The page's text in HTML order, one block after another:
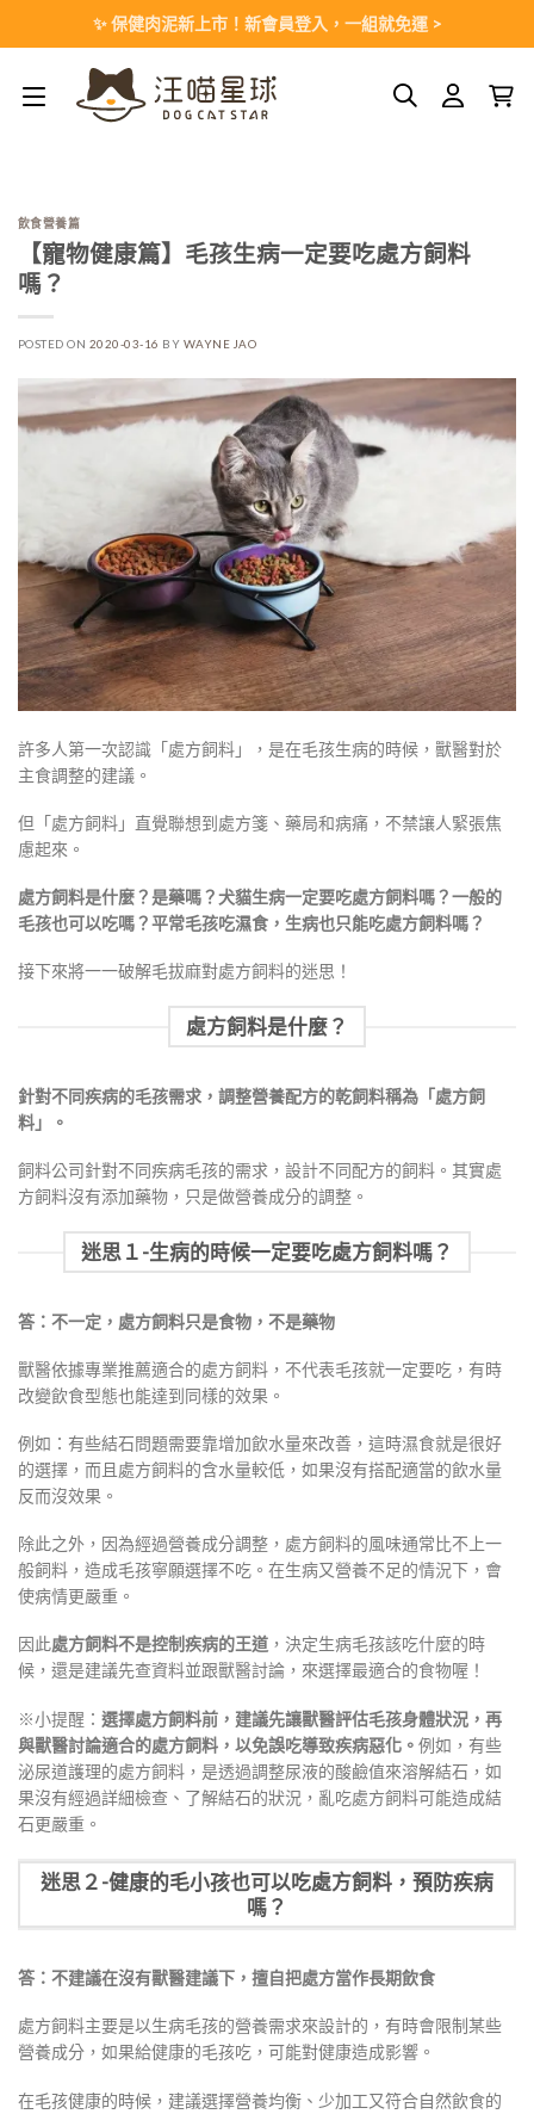
✨ 保健肉泥新上市！新會員登入，一組就免運 >
飲食營養篇
【寵物健康篇】毛孩生病一定要吃處方飼料
嗎？
POSTED ON 2020-03-16 BY WAYNE JAO
許多人第一次認識「處方飼料」，是在毛孩生病的時候，獸醫對於
主食調整的建議。
但「處方飼料」直覺聯想到處方箋、藥局和病痛，不禁讓人緊張焦
慮起來。
處方飼料是什麼？是藥嗎？犬貓生病一定要吃處方飼料嗎？一般的
毛孩也可以吃嗎？平常毛孩吃濕食，生病也只能吃處方飼料嗎？
接下來將一一破解毛拔麻對處方飼料的迷思！
處方飼料是什麼？
針對不同疾病的毛孩需求，調整營養配方的乾飼料稱為 「處方飼
料」。
飼料公司針對不同疾病毛孩的需求，設計不同配方的飼料。其實處
方飼料沒有添加藥物，只是做營養成分的調整。
迷思１-生病的時候一定要吃處方飼料嗎？
答：不一定，處方飼料只是食物，不是藥物
獸醫依據專業推薦適合的處方飼料，不代表毛孩就一定要吃，有時
改變飲食型態也能達到同樣的效果。
例如：有些結石問題需要靠增加飲水量來改善，這時濕食就是很好
的選擇，而且處方飼料的含水量較低，如果沒有搭配適當的飲水量
反而沒效果。
除此之外，因為經過營養成分調整，處方飼料的風味通常比不上一
般飼料，造成毛孩寧願選擇不吃。在生病又營養不足的情況下，會
使病情更嚴重。
因此處方飼料不是控制疾病的王道 ，決定生病毛孩該吃什麼的時
候，還是建議先查資料並跟獸醫討論，來選擇最適合的食物喔！
※小提醒： 選擇處方飼料前，建議先讓獸醫評估毛孩身體狀況，再
與獸醫討論適合的處方飼料，以免誤吃導致疾病惡化。 例如，有些
泌尿道護理的處方飼料，是透過調整尿液的酸鹼值來溶解結石，如
果沒有經過詳細檢查、了解結石的狀況，亂吃處方飼料可能造成結
石更嚴重。
迷思２-健康的毛小孩也可以吃處方飼料，預防疾病
嗎？
答：不建議在沒有獸醫建議下，擅自把處方當作長期飲食
處方飼料主要是以生病毛孩的營養需求來設計的，有時會限制某些
營養成分，如果給健康的毛孩吃，可能對健康造成影響。
在毛孩健康的時候，建議選擇營養均衡、少加工又符合自然飲食的